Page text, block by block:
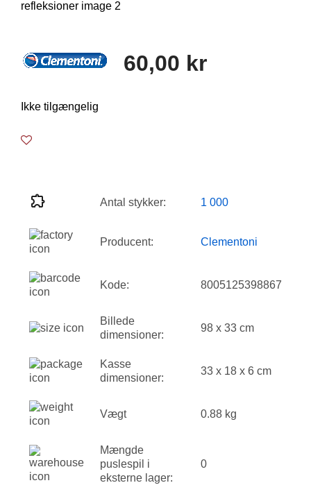
60,00 kr
Ikke tilgængelig
Antal stykker: 1 000
Producent: Clementoni
Kode: 8005125398867
Billede
dimensioner:
98 x 33 cm
Kasse
dimensioner:
33 x 18 x 6 cm
Vægt 0.88 kg
Mængde
puslespil i
eksterne lager:
0